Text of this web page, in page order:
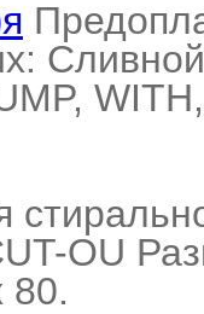
OU
80.